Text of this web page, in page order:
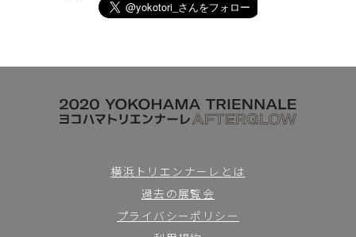
横浜トリエンナーレとは
過去の展覧会
プライバシーポリシー